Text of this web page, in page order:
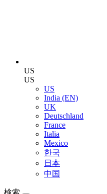
US
US
US
India (EN)
UK
Deutschland
France
Italia
Mexico
한국
日本
中国